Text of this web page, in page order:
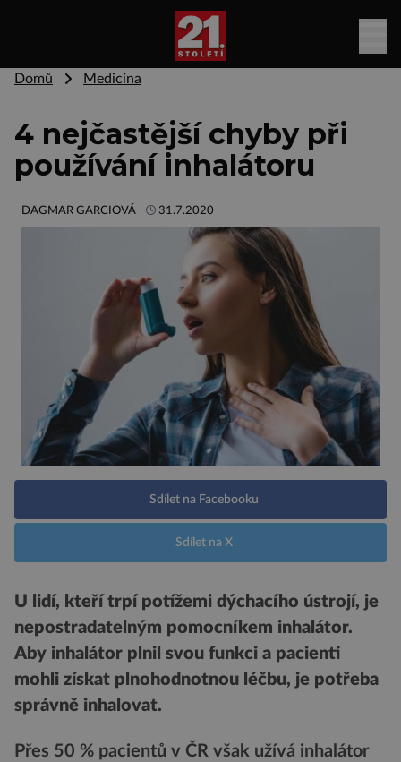
Domů Medicína
4 nejčastější chyby při
používání inhalátoru
DAGMAR GARCIOVÁ 31.7.2020
Sdílet na Facebooku
Sdílet na X
U lidí, kteří trpí potížemi dýchacího ústrojí, je
nepostradatelným pomocníkem inhalátor.
Aby inhalátor plnil svou funkci a pacienti
mohli získat plnohodnotnou léčbu, je potřeba
správně inhalovat.
Přes 50 % pacientů v ČR však užívá inhalátor